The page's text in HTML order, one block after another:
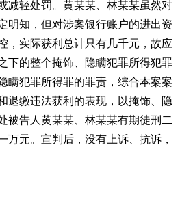
减轻处罚。黄某某、林某某虽然对
明知，但对涉案银行账户的进出资
，实际获利总计只有几千元，故应
下的整个掩饰、隐瞒犯罪所得犯罪
瞒犯罪所得罪的罪责，综合本案案
退缴违法获利的表现，以掩饰、隐
被告人黄某某、林某某有期徒刑二
万元。宣判后，没有上诉、抗诉，